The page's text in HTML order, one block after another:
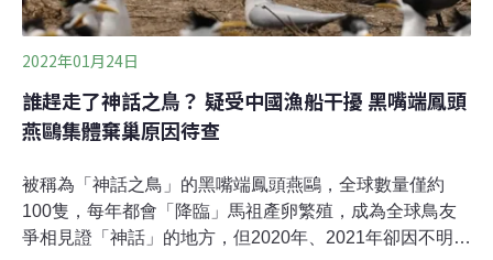
2022年01月24日
誰趕走了神話之鳥？ 疑受中國漁船干擾 黑嘴端鳳頭
燕鷗集體棄巢原因待查
被稱為「神話之鳥」的黑嘴端鳳頭燕鷗，全球數量僅約
100隻，每年都會「降臨」馬祖產卵繁殖，成為全球鳥友
爭相見證「神話」的地方，但2020年、2021年卻因不明原